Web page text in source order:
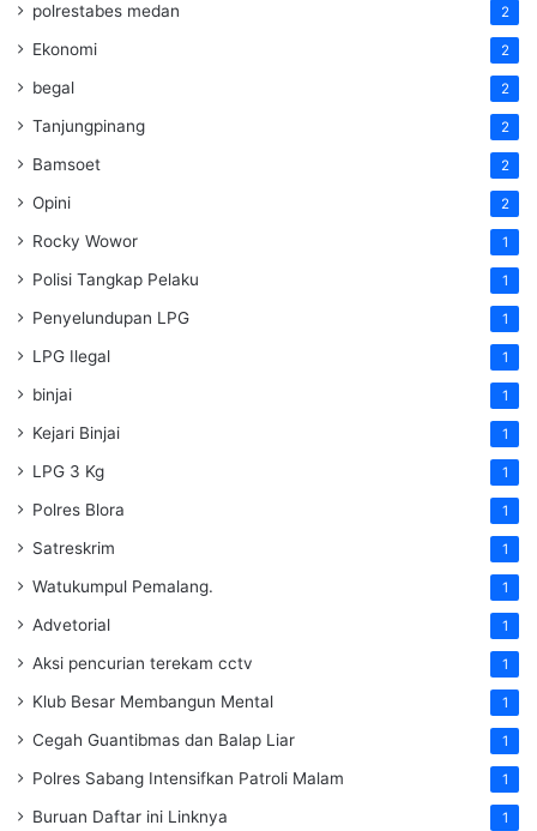
polrestabes medan 2
Ekonomi 2
begal 2
Tanjungpinang 2
Bamsoet 2
Opini 2
Rocky Wowor 1
Polisi Tangkap Pelaku 1
Penyelundupan LPG 1
LPG Ilegal 1
binjai 1
Kejari Binjai 1
LPG 3 Kg 1
Polres Blora 1
Satreskrim 1
Watukumpul Pemalang. 1
Advetorial 1
Aksi pencurian terekam cctv 1
Klub Besar Membangun Mental 1
Cegah Guantibmas dan Balap Liar 1
Polres Sabang Intensifkan Patroli Malam 1
Buruan Daftar ini Linknya 1